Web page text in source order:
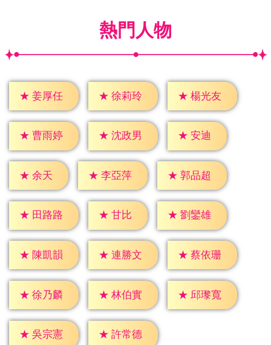
熱門人物
★ 姜厚任 ★ 徐莉玲 ★ 楊光友
★ 曹雨婷 ★ 沈政男 ★ 安迪
★ 余天 ★ 李亞萍 ★ 郭品超
★ 田路路 ★ 甘比 ★ 劉鑾雄
★ 陳凱韻 ★ 連勝文 ★ 蔡依珊
★ 徐乃麟 ★ 林伯實 ★ 邱瓈寬
★ 吳宗憲 ★ 許常德